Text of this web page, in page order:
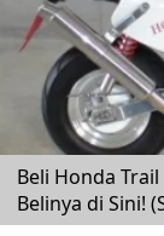
Beli Honda
Belinya di Sini!